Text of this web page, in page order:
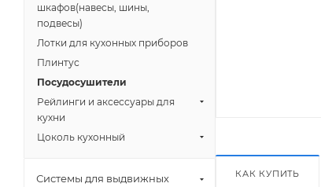
КАК КУПИТЬ
шкафов(навесы, шины,
подвесы)
Лотки для кухонных приборов
Плинтус
Посудосушители
Рейлинги и аксессуары для
кухни
Цоколь кухонный
Системы для выдвижных